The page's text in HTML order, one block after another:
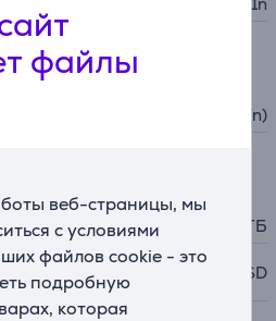
файлы
веб-страницы, мы
с условиями
файлов cookie - это
подробную
которая
Wi-Fi 4 (n)
512 ГБ
micro-SD